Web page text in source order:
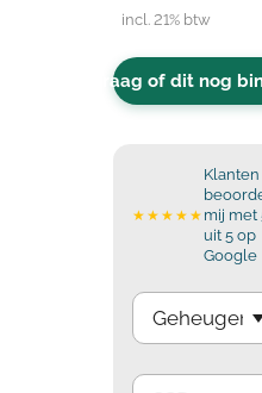
incl. 21% btw
Vraag of dit nog
★★★★★
Klanten
mij met
uit 5 op
Google